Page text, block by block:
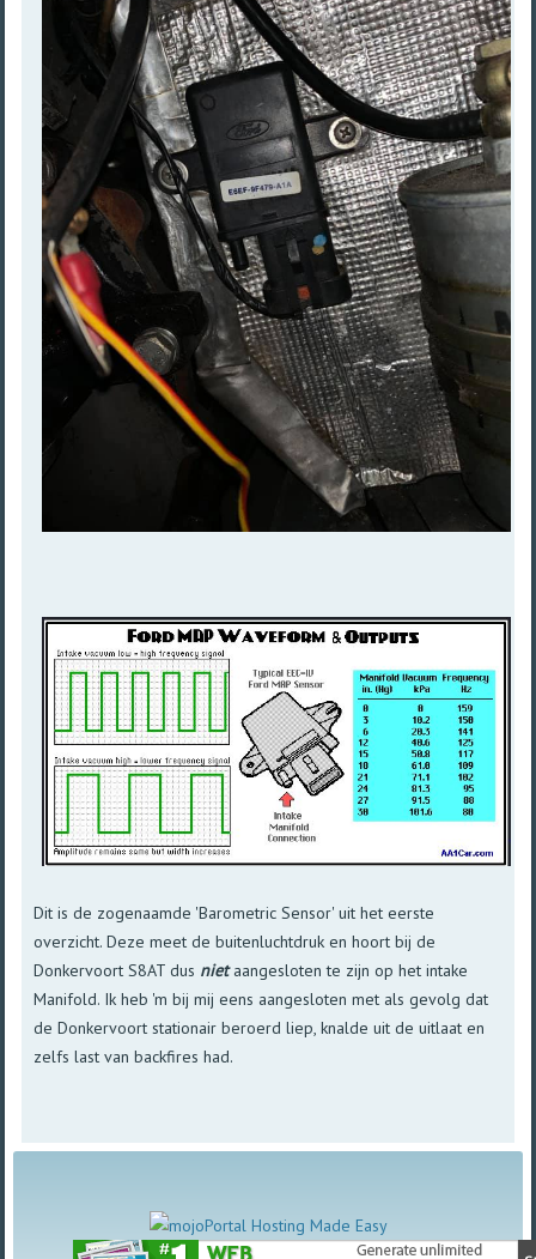
Dit is de zogenaamde 'Barometric Sensor' uit het eerste
overzicht. Deze meet de buitenluchtdruk en hoort bij de
Donkervoort S8AT dus nietaangesloten te zijn op het intake
Manifold. Ik heb 'm bij mij eens aangesloten met als gevolg dat
de Donkervoort stationair beroerd liep, knalde uit de uitlaat en
zelfs last van backfires had.